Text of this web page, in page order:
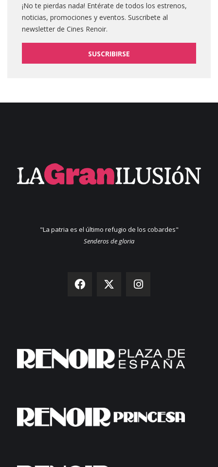
¡No te pierdas nada! Entérate de todos los estrenos,
noticias, promociones y eventos. Suscribete al
newsletter de Cines Renoir.
SUSCRIBIRSE
"La patria es el último refugio de los cobardes"
Senderos de gloria